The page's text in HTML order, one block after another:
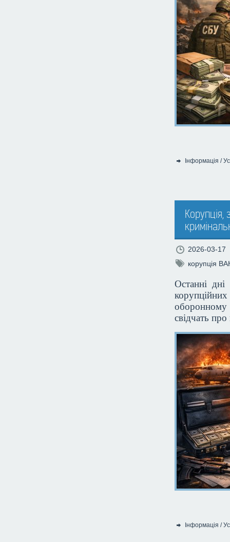
Інформація /
2026-03-17
корупція
Останні
свідчать
Категорія:
Інформація /